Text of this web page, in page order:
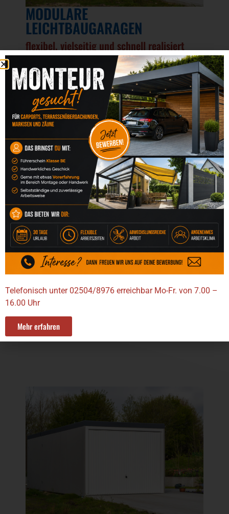
MODULARE
LEICHTBAUGARAGEN
flexibel, vielseitig und schnell realisiert
Garagen, die mit Ihren Anforderungen wachsen:
Unsere modularen Leichtbausysteme sind die
richtige Lösung für Kundinnen und Kunden, die
Flexibilität wünschen – sei es in der Größe, der
Nutzung oder der späteren Erweiterbarkeit.
individuelle Größen und Grundrisse
integrierbare Seitenwände oder Rückwände
erweiterbar um Geräteraum oder funktionale
Anbauten
Fenster, Glaselemente und Lüftungssysteme
Vorbereitung für E-Mobilität / Wallbox
integrierte LED-Lichtlösungen
Die modulare Bauweise ermöglicht es, die Garage
exakt an Ihre Bedürfnisse anzupassen – heute
und in Zukunft.
Telefonisch unter 02504/8976 erreichbar Mo-Fr. von 7.00 –
16.00 Uhr
Mehr erfahren